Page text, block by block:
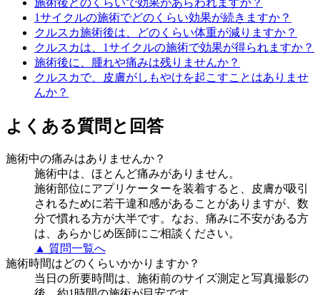
施術後どのくらいで効果があらわれますか？
1サイクルの施術でどのくらい効果が続きますか？
クルスカ施術後は、どのくらい体重が減りますか？
クルスカは、1サイクルの施術で効果が得られますか？
施術後に、腫れや痛みは残りませんか？
クルスカで、皮膚がしもやけを起こすことはありませ
んか？
よくある質問と回答
施術中の痛みはありませんか？
施術中は、ほとんど痛みがありません。
施術部位にアプリケーターを装着すると、皮膚が吸引
されるために若干違和感があることがありますが、数
分で慣れる方が大半です。なお、痛みに不安がある方
は、あらかじめ医師にご相談ください。
▲ 質問一覧へ
施術時間はどのくらいかかりますか？
当日の所要時間は、施術前のサイズ測定と写真撮影の